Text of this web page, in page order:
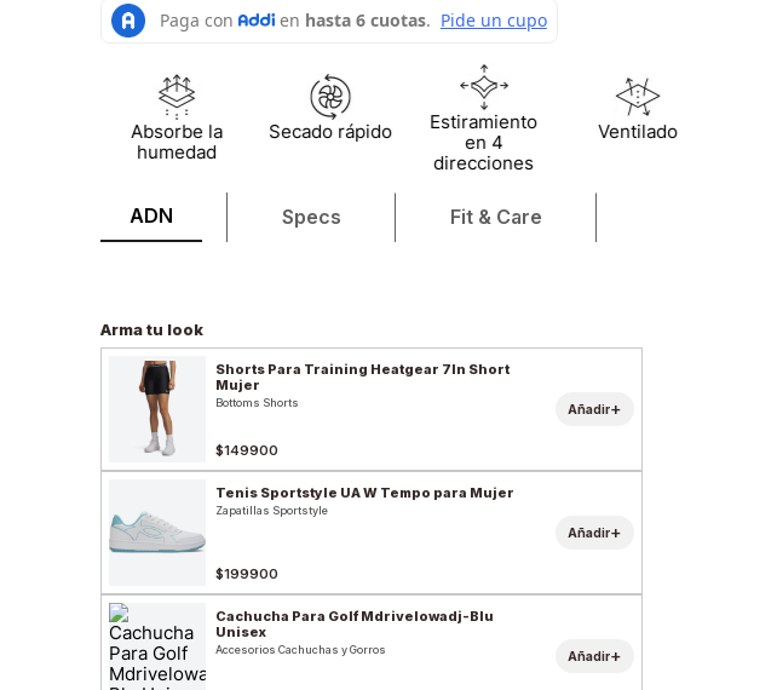
Absorbe la
humedad
Secado rápido
Estiramiento
en 4
direcciones
Ventilado
ADN Specs Fit & Care
Arma tu look
Shorts Para Training Heatgear 7In Short
Mujer
Bottoms Shorts
$149900
Añadir+
Tenis Sportstyle UA W Tempo para Mujer
Zapatillas Sportstyle
$199900
Añadir+
Cachucha Para Golf Mdrivelowadj-Blu
Unisex
Accesorios Cachuchas y Gorros Añadir+